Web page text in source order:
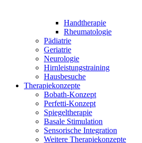
Handtherapie
Rheumatologie
Pädiatrie
Geriatrie
Neurologie
Hirnleistungstraining
Hausbesuche
Therapiekonzepte
Bobath-Konzept
Perfetti-Konzept
Spiegeltherapie
Basale Stimulation
Sensorische Integration
Weitere Therapiekonzepte